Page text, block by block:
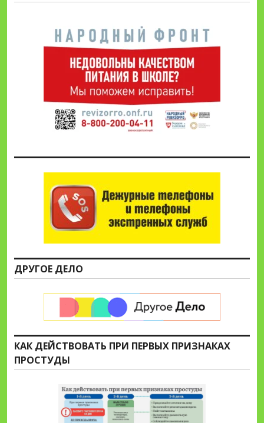
ДРУГОЕ ДЕЛО
КАК ДЕЙСТВОВАТЬ ПРИ ПЕРВЫХ ПРИЗНАКАХ
ПРОСТУДЫ